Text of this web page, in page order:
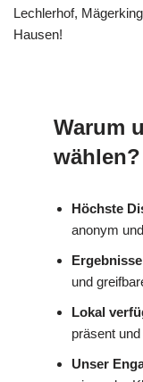
Lechlerhof,
Hausen!
Warum
wählen?
Höchste
anonym
Ergebnisse
und
Lokal
präsent
Unser